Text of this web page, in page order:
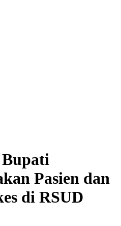
Pasien dan
di RSUD